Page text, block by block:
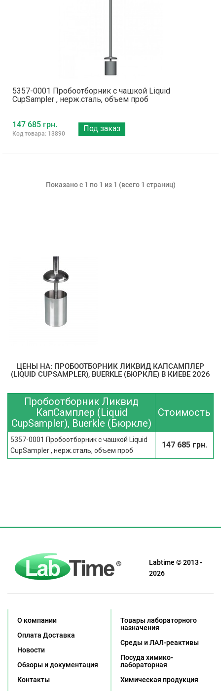
5357-0001 Пробоотборник с чашкой Liquid
CupSampler , нерж.сталь, объем проб
147 685 грн.
Код товара: 13890
Под заказ
Показано с 1 по 1 из 1 (всего 1 страниц)
ЦЕНЫ НА: ПРОБООТБОРНИК ЛИКВИД КАПСАМПЛЕР
(LIQUID CUPSAMPLER), BUERKLE (БЮРКЛЕ) В КИЕВЕ 2026
Пробоотборник Ликвид
КапСамплер (Liquid
CupSampler), Buerkle (Бюркле)
Стоимость
5357-0001 Пробоотборник с чашкой Liquid
CupSampler , нерж.сталь, объем проб
147 685 грн.
Labtime © 2013 -
2026
О компании
Оплата Доставка
Новости
Обзоры и документация
Контакты
Товары лабораторного
назначения
Среды и ЛАЛ-реактивы
Посуда химико-
лабораторная
Химическая продукция